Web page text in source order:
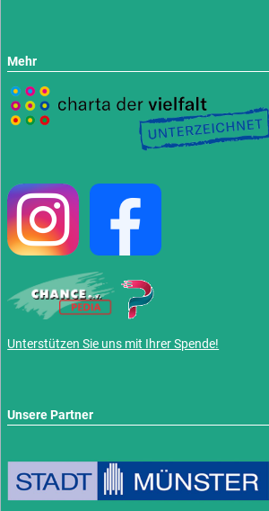
Mehr
Unterstützen Sie uns mit Ihrer Spende!
Unsere Partner